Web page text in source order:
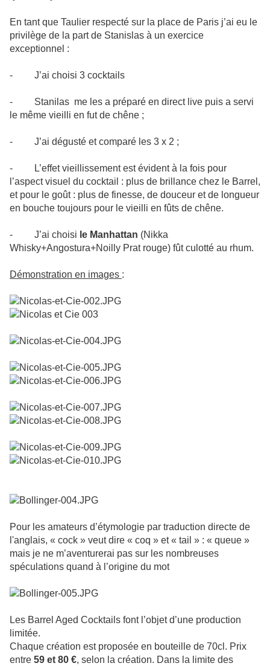
En tant que Taulier respecté sur la place de Paris j’ai eu le
privilège de la part de Stanislas à un exercice
exceptionnel :
- J’ai choisi 3 cocktails
-
Stanilas me les a préparé en direct live puis a servi
le même vieilli en fut de chêne ;
- J’ai dégusté et comparé les 3 x 2 ;
-
L’effet vieillissement est évident à la fois pour
l’aspect visuel du cocktail : plus de brillance chez le Barrel,
et pour le goût : plus de finesse, de douceur et de longueur
en bouche toujours pour le vieilli en fûts de chêne.
- J’ai choisi le Manhattan (Nikka
Whisky+Angostura+Noilly Prat rouge) fût culotté au rhum.
Démonstration en images :
Pour les amateurs d’étymologie par traduction directe de
l'anglais, « cock » veut dire « coq » et « tail » : « queue »
mais je ne m’aventurerai pas sur les nombreuses
spéculations quand à l’origine du mot
Les Barrel Aged Cocktails font l’objet d’une production
limitée.
Chaque création est proposée en bouteille de 70cl. Prix
entre 59 et 80 €, selon la création. Dans la limite des